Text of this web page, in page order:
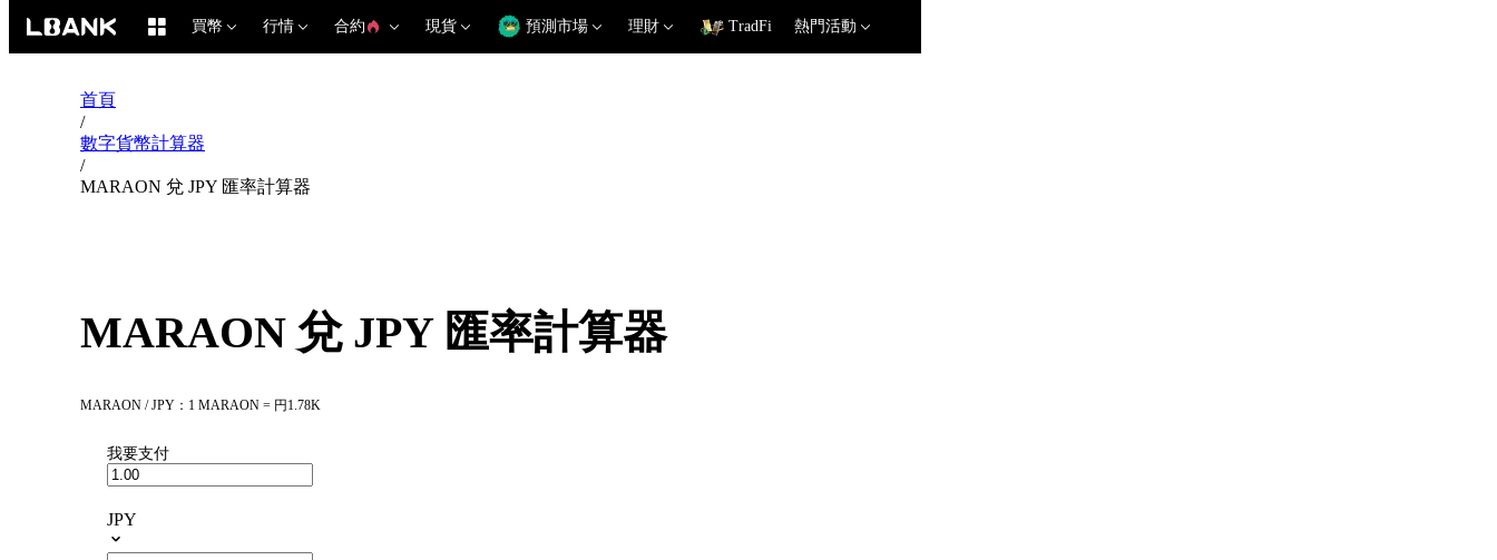
買幣 行情 合約 現貨 預測市場 理財 TradFi 熱門活動
首頁
/
數字貨幣計算器
/
MARAON 兌 JPY 匯率計算器
MARAON 兌 JPY 匯率計算器
MARAON / JPY：1 MARAON = 円1.78K
我要支付
JPY